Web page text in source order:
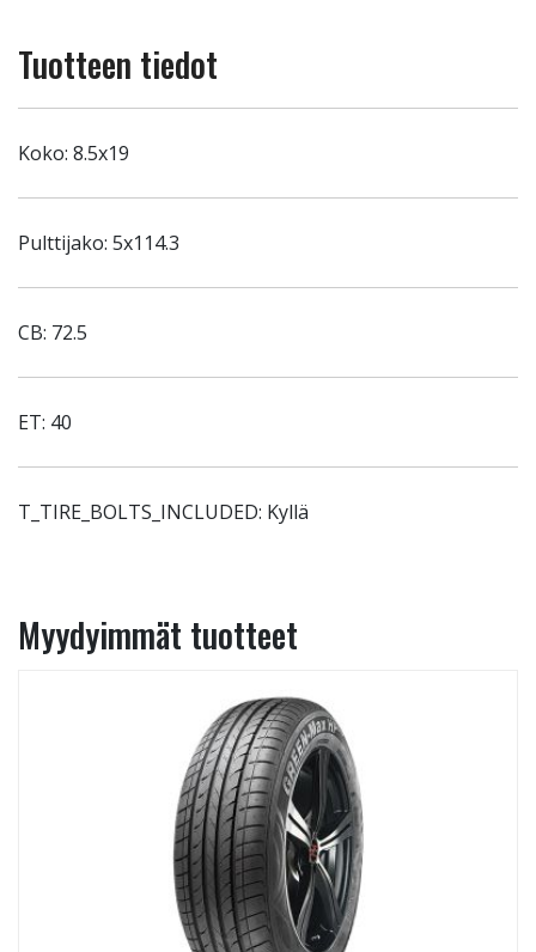
Tuotteen tiedot
Koko: 8.5x19
Pulttijako: 5x114.3
CB: 72.5
ET: 40
T_TIRE_BOLTS_INCLUDED: Kyllä
Myydyimmät tuotteet